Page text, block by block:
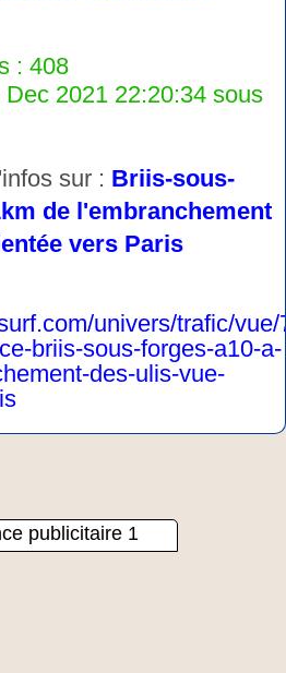
: 408
2021 22:20:34 sous
sur : Briis-sous-
de l'embranchement
vers Paris
univers/trafic/vue/
briis-sous-forges-a10-a-
des-ulis-vue-
publicitaire 1